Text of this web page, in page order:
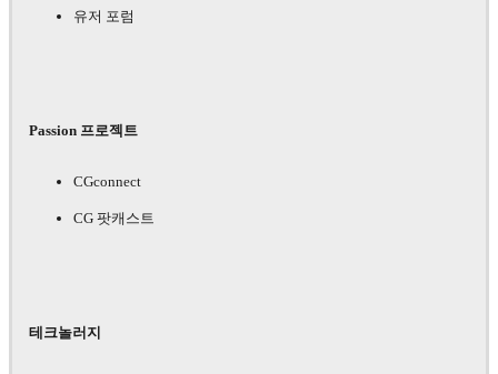
유저 포럼
Passion 프로젝트
CGconnect
CG 팟캐스트
테크놀러지